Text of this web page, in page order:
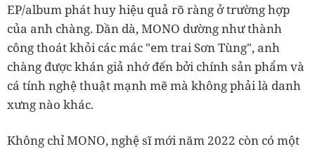
EP/album phát huy hiệu quả rõ ràng ở trường hợp
của anh chàng. Dần dà, MONO dường như thành
công thoát khỏi các mác "em trai Sơn Tùng", anh
chàng được khán giả nhớ đến bởi chính sản phẩm và
cá tính nghệ thuật mạnh mẽ mà không phải là danh
xưng nào khác.
Không chỉ MONO, nghệ sĩ mới năm 2022 còn có một